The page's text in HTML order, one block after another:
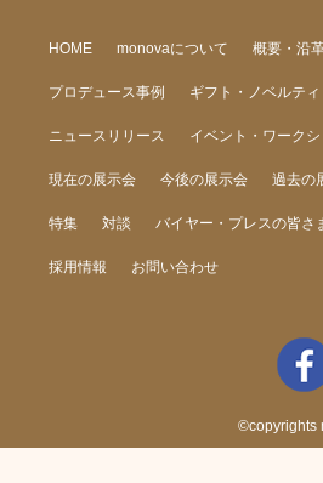
HOME monovaについて 概要・沿
プロデュース事例 ギフト・ノベルティ
ニュースリリース イベント・ワーク
現在の展示会 今後の展示会 過去の
特集 対談 バイヤー・プレスの皆さ
採用情報 お問い合わせ
©copyrights